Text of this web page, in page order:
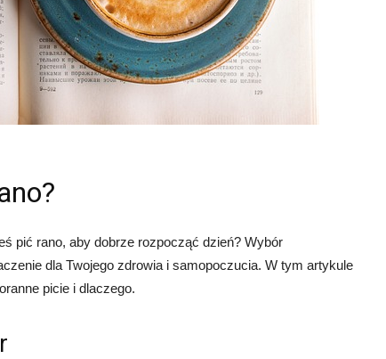
pić rano, aby dobrze rozpocząć dzień? Wybór
dla Twojego zdrowia i samopoczucia. W tym artykule
picie i dlaczego.